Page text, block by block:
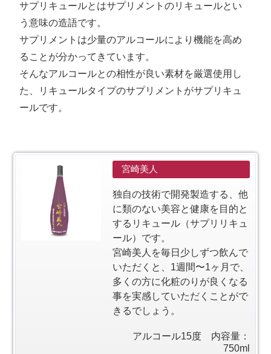
サプリキュールとはサプリメントのリキュールとい
う意味の造語です。
サプリメントは少量のアルコールにより機能を高め
ることが分かってきています。
そんなアルコールとの相性が良い素材を厳選使用し
た、リキュールタイプのサプリメントがサプリキュ
ールです。
宮崎美人
独自の技術で開発製造する、他
に類のない美容と健康を目的と
するリキュール（サプリリキュ
ール）です。
宮崎美人を毎日少しずつ飲んで
いただくと、1週間〜1ヶ月で、
多くの方に化粧のりが良くなる
事を実感していただくことがで
きるでしょう。
アルコール15度 内容量：
750ml